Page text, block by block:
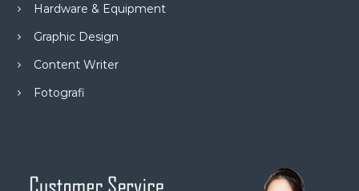
Hardware & Equipment
Graphic Design
Content Writer
Fotografi